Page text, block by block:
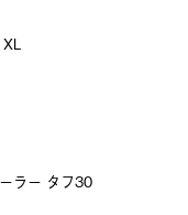
ラー タフ30